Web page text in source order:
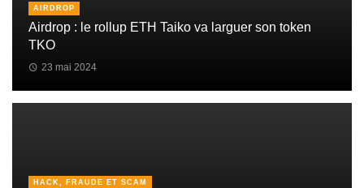
AIRDROP
Airdrop : le rollup ETH Taiko va larguer son token
TKO
23 mai 2024
HACK, FRAUDE ET SCAM